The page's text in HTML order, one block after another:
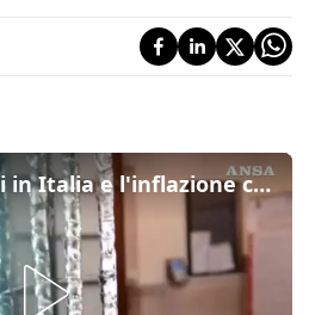
Record di occupati in Italia e l'inflazione crolla